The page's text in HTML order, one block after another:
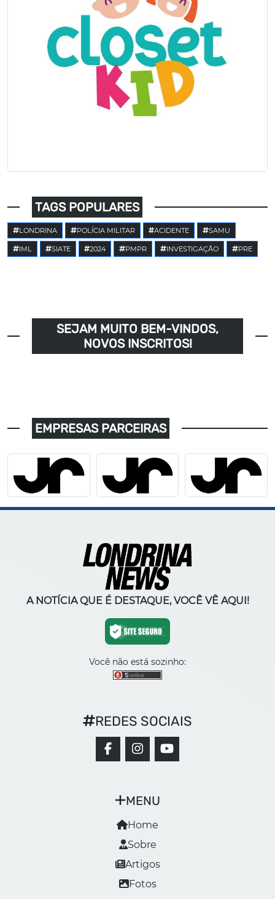
TAGS POPULARES
LONDRINA POLÍCIA MILITAR ACIDENTE SAMU
IML SIATE 2024 PMPR INVESTIGAÇÃO PRE
SEJAM MUITO BEM-VINDOS,
NOVOS INSCRITOS!
EMPRESAS PARCEIRAS
A NOTÍCIA QUE É DESTAQUE, VOCÊ VÊ AQUI!
Você não está sozinho:
MENU
Home
Sobre
Artigos
Fotos
REDES SOCIAIS